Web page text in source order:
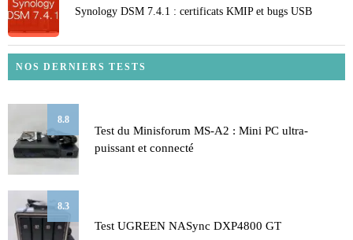
Synology DSM 7.4.1 : certificats KMIP et bugs USB
NOS DERNIERS TESTS
8.8
Test du Minisforum MS-A2 : Mini PC ultra-
puissant et connecté
8.3
Test UGREEN NASync DXP4800 GT